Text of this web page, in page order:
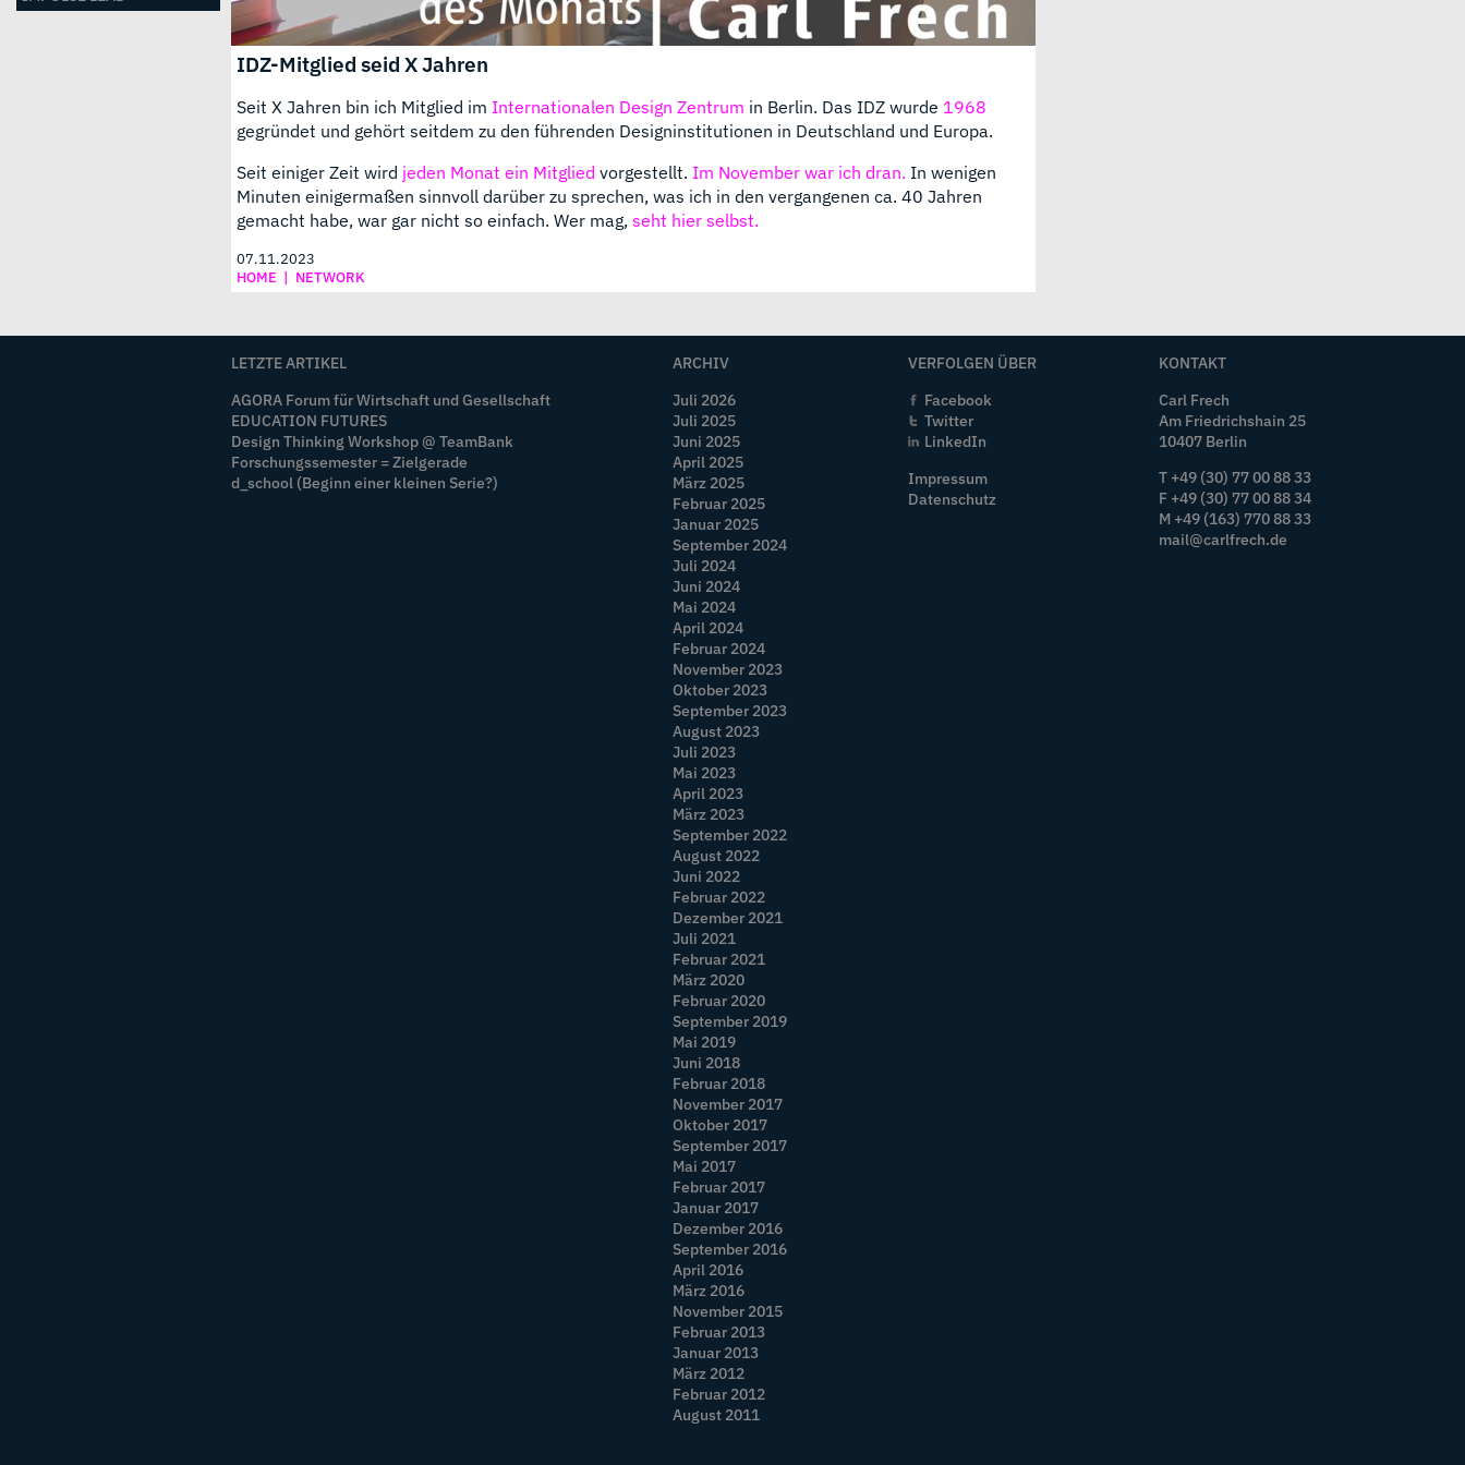
IDZ-Mitglied seid X Jahren
Seit X Jahren bin ich Mitglied im Internationalen Design Zentrum in Berlin. Das IDZ wurde 1968
gegründet und gehört seitdem zu den führenden Designinstitutionen in Deutschland und Europa.
Seit einiger Zeit wird jeden Monat ein Mitglied vorgestellt. Im November war ich dran. In wenigen
Minuten einigermaßen sinnvoll darüber zu sprechen, was ich in den vergangenen ca. 40 Jahren
gemacht habe, war gar nicht so einfach. Wer mag, seht hier selbst.
07.11.2023
HOME | NETWORK
LETZTE ARTIKEL
AGORA Forum für Wirtschaft und Gesellschaft
EDUCATION FUTURES
Design Thinking Workshop @ TeamBank
Forschungssemester = Zielgerade
d_school (Beginn einer kleinen Serie?)
ARCHIV
Juli 2026
Juli 2025
Juni 2025
April 2025
März 2025
Februar 2025
Januar 2025
September 2024
Juli 2024
Juni 2024
Mai 2024
April 2024
Februar 2024
November 2023
Oktober 2023
September 2023
August 2023
Juli 2023
Mai 2023
April 2023
März 2023
September 2022
August 2022
Juni 2022
Februar 2022
Dezember 2021
Juli 2021
Februar 2021
März 2020
Februar 2020
September 2019
Mai 2019
Juni 2018
Februar 2018
November 2017
Oktober 2017
September 2017
Mai 2017
Februar 2017
Januar 2017
Dezember 2016
September 2016
April 2016
März 2016
November 2015
Februar 2013
Januar 2013
März 2012
Februar 2012
August 2011
VERFOLGEN ÜBER
Facebook
Twitter
LinkedIn
Impressum
Datenschutz
KONTAKT
Carl Frech
Am Friedrichshain 25
10407 Berlin
T +49 (30) 77 00 88 33
F +49 (30) 77 00 88 34
M +49 (163) 770 88 33
mail@carlfrech.de